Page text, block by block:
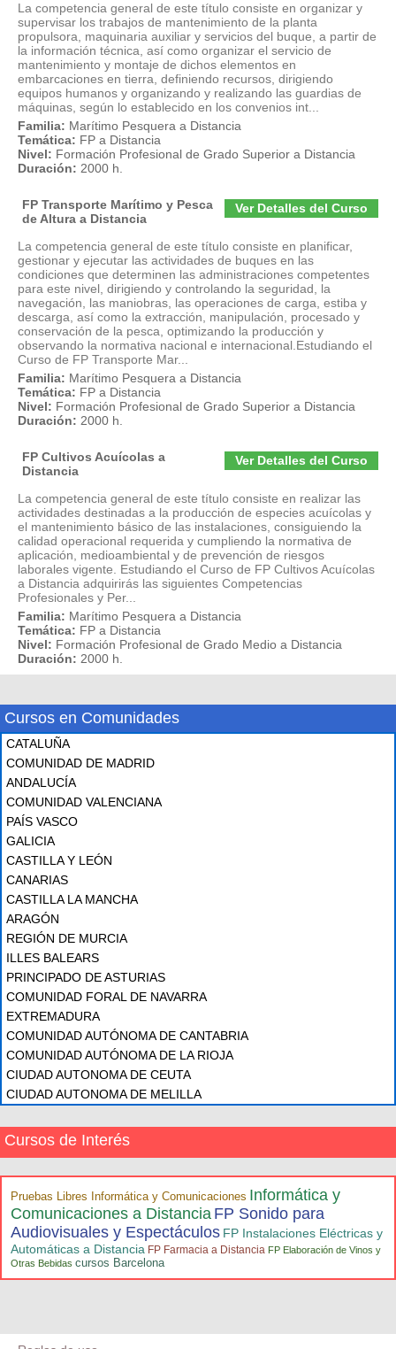
La competencia general de este título consiste en organizar y
supervisar los trabajos de mantenimiento de la planta
propulsora, maquinaria auxiliar y servicios del buque, a partir de
la información técnica, así como organizar el servicio de
mantenimiento y montaje de dichos elementos en
embarcaciones en tierra, definiendo recursos, dirigiendo
equipos humanos y organizando y realizando las guardias de
máquinas, según lo establecido en los convenios int...
Familia: Marítimo Pesquera a Distancia
Temática: FP a Distancia
Nivel: Formación Profesional de Grado Superior a Distancia
Duración: 2000 h.
Ver Detalles del Curso
FP Transporte Marítimo y Pesca
de Altura a Distancia
La competencia general de este título consiste en planificar,
gestionar y ejecutar las actividades de buques en las
condiciones que determinen las administraciones competentes
para este nivel, dirigiendo y controlando la seguridad, la
navegación, las maniobras, las operaciones de carga, estiba y
descarga, así como la extracción, manipulación, procesado y
conservación de la pesca, optimizando la producción y
observando la normativa nacional e internacional.Estudiando el
Curso de FP Transporte Mar...
Familia: Marítimo Pesquera a Distancia
Temática: FP a Distancia
Nivel: Formación Profesional de Grado Superior a Distancia
Duración: 2000 h.
Ver Detalles del Curso
FP Cultivos Acuícolas a
Distancia
La competencia general de este título consiste en realizar las
actividades destinadas a la producción de especies acuícolas y
el mantenimiento básico de las instalaciones, consiguiendo la
calidad operacional requerida y cumpliendo la normativa de
aplicación, medioambiental y de prevención de riesgos
laborales vigente. Estudiando el Curso de FP Cultivos Acuícolas
a Distancia adquirirás las siguientes Competencias
Profesionales y Per...
Familia: Marítimo Pesquera a Distancia
Temática: FP a Distancia
Nivel: Formación Profesional de Grado Medio a Distancia
Duración: 2000 h.
Cursos en Comunidades
CATALUÑA
COMUNIDAD DE MADRID
ANDALUCÍA
COMUNIDAD VALENCIANA
PAÍS VASCO
GALICIA
CASTILLA Y LEÓN
CANARIAS
CASTILLA LA MANCHA
ARAGÓN
REGIÓN DE MURCIA
ILLES BALEARS
PRINCIPADO DE ASTURIAS
COMUNIDAD FORAL DE NAVARRA
EXTREMADURA
COMUNIDAD AUTÓNOMA DE CANTABRIA
COMUNIDAD AUTÓNOMA DE LA RIOJA
CIUDAD AUTONOMA DE CEUTA
CIUDAD AUTONOMA DE MELILLA
Cursos de Interés
Pruebas Libres Informática y Comunicaciones Informática y
Comunicaciones a Distancia FP Sonido para
Audiovisuales y Espectáculos FP Instalaciones Eléctricas y
Automáticas a Distancia FP Farmacia a Distancia FP Elaboración de Vinos y
Otras Bebidas cursos Barcelona